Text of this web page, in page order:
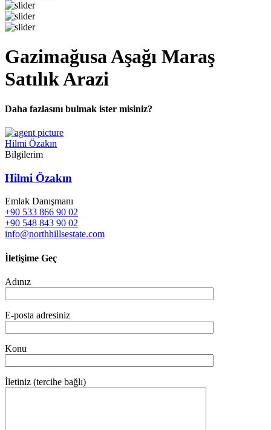
Gazimağusa Aşağı Maraş
Satılık Arazi
Daha fazlasını bulmak ister misiniz?
Hilmi Özakın
Bilgilerim
Hilmi Özakın
Emlak Danışmanı
+90 533 866 90 02
+90 548 843 90 02
info@northhillsestate.com
İletişime Geç
Adınız
E-posta adresiniz
Konu
İletiniz (tercihe bağlı)